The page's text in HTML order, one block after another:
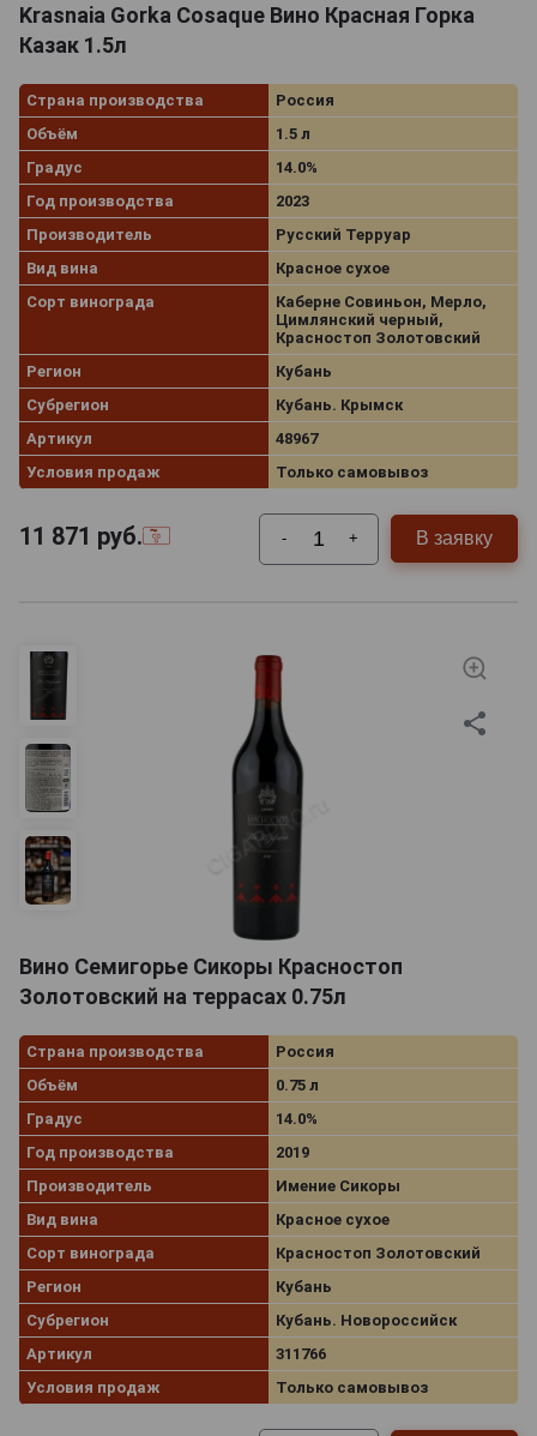
Krasnaia Gorka Cosaque Вино Красная Горка
Казак 1.5л
Страна производства
Россия
Объём
1.5 л
Градус
14.0%
Год производства
2023
Производитель
Русский Терруар
Вид вина
Красное сухое
Сорт винограда
Каберне Совиньон, Мерло,
Цимлянский черный,
Красностоп Золотовский
Регион
Кубань
Субрегион
Кубань. Крымск
Артикул
48967
Условия продаж
Только самовывоз
11 871 руб. - + В заявку
Вино Семигорье Сикоры Красностоп
Золотовский на террасах 0.75л
Страна производства
Россия
Объём
0.75 л
Градус
14.0%
Год производства
2019
Производитель
Имение Сикоры
Вид вина
Красное сухое
Сорт винограда
Красностоп Золотовский
Регион
Кубань
Субрегион
Кубань. Новороссийск
Артикул
311766
Условия продаж
Только самовывоз